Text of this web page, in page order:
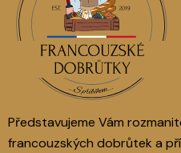
Představujeme Vám
francouzských dobrůtek a